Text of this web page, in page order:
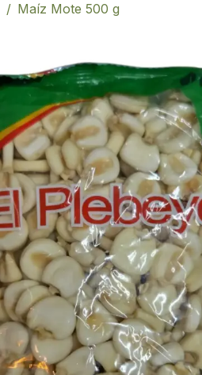
Maíz Mote 500 g